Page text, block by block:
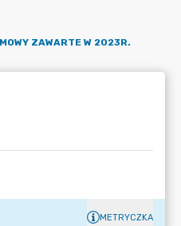
ZAWARTE W 2023R.
METRYCZKA